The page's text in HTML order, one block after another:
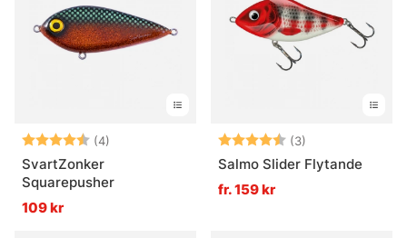
Betyg: (4)
4.8 utav 5 stjärnor
SvartZonker
Squarepusher
109 kr
Betyg: (3)
Salmo Slider Flytande
fr. 159 kr